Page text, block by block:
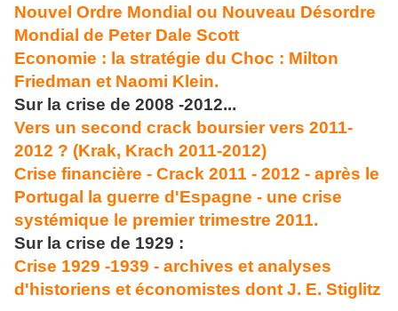
Nouvel Ordre Mondial ou Nouveau Désordre
Mondial de Peter Dale Scott
Economie : la stratégie du Choc : Milton
Friedman et Naomi Klein.
Sur la crise de 2008 -2012...
Vers un second crack boursier vers 2011-
2012 ? (Krak, Krach 2011-2012)
Crise financière - Crack 2011 - 2012 - après le
Portugal la guerre d'Espagne - une crise
systémique le premier trimestre 2011.
Sur la crise de 1929 :
Crise 1929 -1939 - archives et analyses
d'historiens et économistes dont J. E. Stiglitz